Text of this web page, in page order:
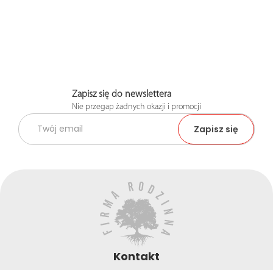
Zapisz się do newslettera
Nie przegap żadnych okazji i promocji
Kontakt